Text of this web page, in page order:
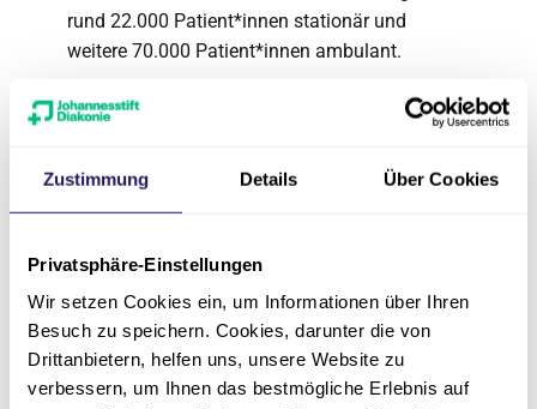
Zustimmung Details Über Cookies
Privatsphäre-Einstellungen
Wir setzen Cookies ein, um Informationen über Ihren
Besuch zu speichern. Cookies, darunter die von
Drittanbietern, helfen uns, unsere Website zu
verbessern, um Ihnen das bestmögliche Erlebnis auf
rund 22.000 Patient*innen stationär und
weitere 70.000 Patient*innen ambulant.
Die Behandlungsschwerpunkte liegen in den
Bereichen Altersmedizin, Brustkrebs /
Gefäßerkrankungen, Gelenke und künstlicher
Gelenkersatz, Herz, Kinder- und Jugendmedizin,
Darm, Rücken, Schwangerschaft und Geburt
sowie Sport und Unfälle.
Das Evangelische Waldkrankenhaus Spandau
betreibt drei Fachschulen: die
Reha-